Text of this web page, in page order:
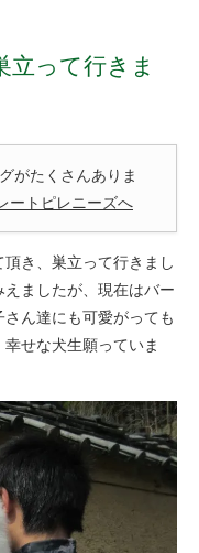
立って行きま
がたくさんありま
き、巣立って行きまし
ましたが、現在はバー
ん達にも可愛がっても
せな犬生願っていま